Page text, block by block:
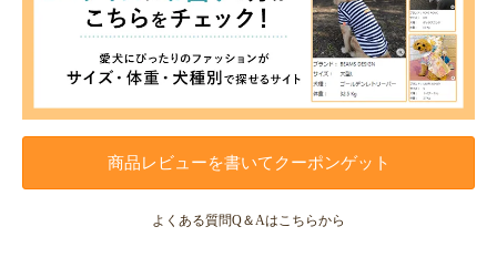
商品レビューを書いてクーポンゲット
よくある質問Q＆Aはこちらから